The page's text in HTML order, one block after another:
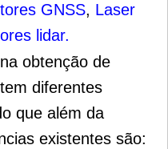
GNSS, Laser
lidar.
obtenção de
diferentes
que além da
existentes são: